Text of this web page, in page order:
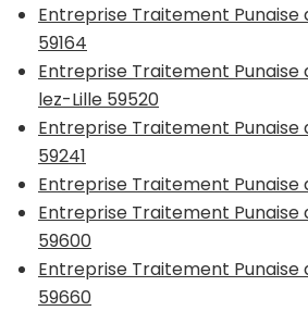
Entreprise Traitement Punaise
59164
Entreprise Traitement Punaise
lez-Lille 59520
Entreprise Traitement Punaise
59241
Entreprise Traitement Punaise
Entreprise Traitement Punaise
59600
Entreprise Traitement Punaise
59660